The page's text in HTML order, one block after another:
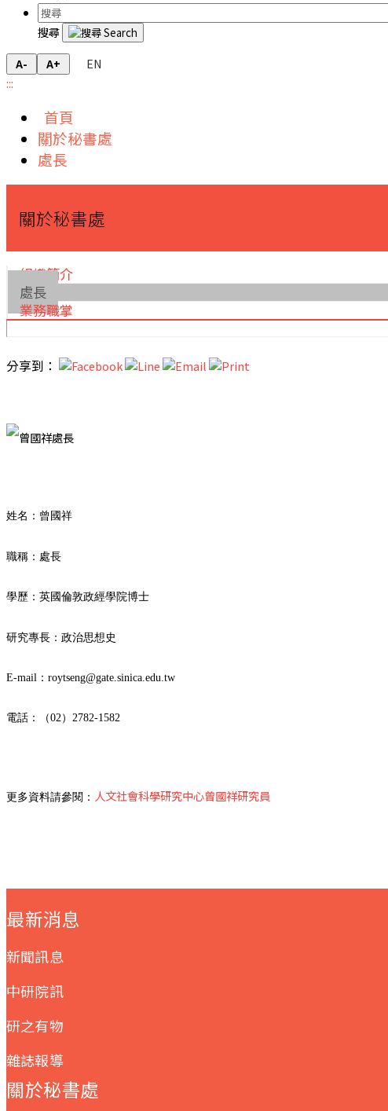
搜尋
A- A+
EN
:::
首頁
關於秘書處
處長
關於秘書處
組織簡介
處長
業務職掌
分享到：
姓名：曾國祥
職稱：處長
學歷：英國倫敦政經學院博士
研究專長：政治思想史
E-mail：roytseng@gate.sinica.edu.tw
電話：（02）2782-1582
更多資料請參閱： 人文社會科學研究中心曾國祥研究員
最新消息
新聞訊息
中研院訊
研之有物
雜誌報導
關於秘書處